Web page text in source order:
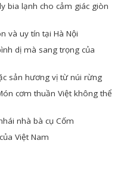
bia lạnh cho cảm giác giòn
và uy tín tại Hà Nội
dị mà sang trọng của
sản hương vị từ núi rừng
cơm thuần Việt không thể
nhà bà cụ Cốm
Việt Nam